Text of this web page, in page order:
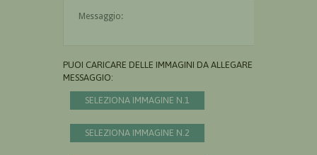
PUOI CARICARE DELLE IMMAGINI DA ALLEGARE AL
MESSAGGIO:
SELEZIONA IMMAGINE N.1
SELEZIONA IMMAGINE N.2